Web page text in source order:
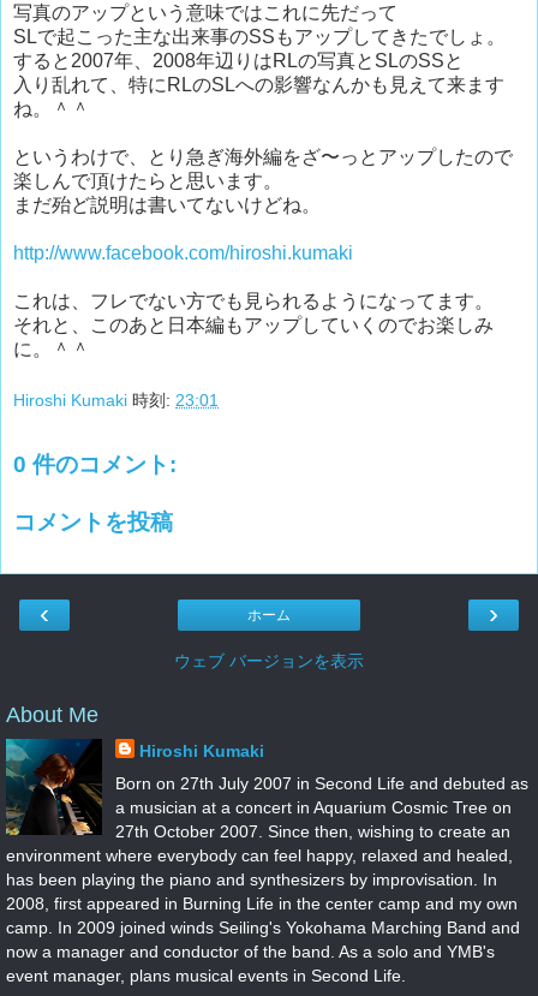
写真のアップという意味ではこれに先だって
SLで起こった主な出来事のSSもアップしてきたでしょ。
すると2007年、2008年辺りはRLの写真とSLのSSと
入り乱れて、特にRLのSLへの影響なんかも見えて来ます
ね。＾＾
というわけで、とり急ぎ海外編をざ〜っとアップしたので
楽しんで頂けたらと思います。
まだ殆ど説明は書いてないけどね。
http://www.facebook.com/hiroshi.kumaki
これは、フレでない方でも見られるようになってます。
それと、このあと日本編もアップしていくのでお楽しみ
に。＾＾
Hiroshi Kumaki 時刻: 23:01
0 件のコメント:
コメントを投稿
‹ ›
ホーム
ウェブ バージョンを表示
About Me
Hiroshi Kumaki
Born on 27th July 2007 in Second Life and debuted as
a musician at a concert in Aquarium Cosmic Tree on
27th October 2007. Since then, wishing to create an
environment where everybody can feel happy, relaxed and healed,
has been playing the piano and synthesizers by improvisation. In
2008, first appeared in Burning Life in the center camp and my own
camp. In 2009 joined winds Seiling's Yokohama Marching Band and
now a manager and conductor of the band. As a solo and YMB's
event manager, plans musical events in Second Life.